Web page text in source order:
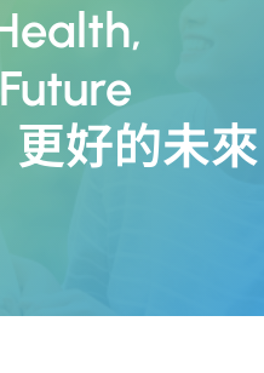
,
更好的未來